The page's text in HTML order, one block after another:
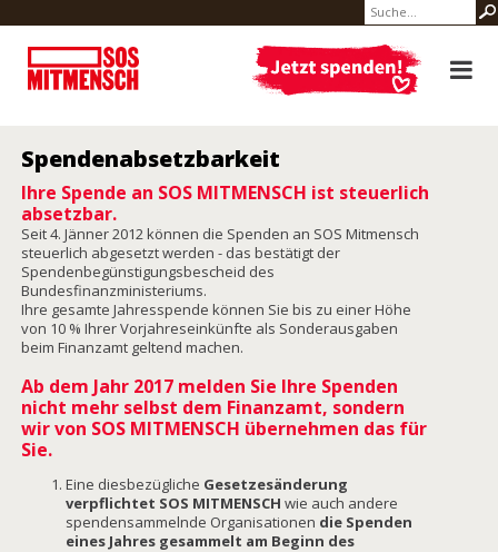
Spendenabsetzbarkeit
Ihre Spende an SOS MITMENSCH ist steuerlich
absetzbar.
Seit 4. Jänner 2012 können die Spenden an SOS Mitmensch
steuerlich abgesetzt werden - das bestätigt der
Spendenbegünstigungsbescheid des
Bundesfinanzministeriums.
Ihre gesamte Jahresspende können Sie bis zu einer Höhe
von 10 % Ihrer Vorjahreseinkünfte als Sonderausgaben
beim Finanzamt geltend machen.
Ab dem Jahr 2017 melden Sie Ihre Spenden
nicht mehr selbst dem Finanzamt, sondern
wir von SOS MITMENSCH übernehmen das für
Sie.
Eine diesbezügliche Gesetzesänderung
verpflichtet SOS MITMENSCH wie auch andere
spendensammelnde Organisationen die Spenden
eines Jahres gesammelt am Beginn des